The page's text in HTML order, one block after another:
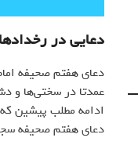
دعایی در
دعای هفتم صحیفه
عمدتا در سختی‌ها و
ادامه مطلب پیشین
دعای هفتم صحیفه